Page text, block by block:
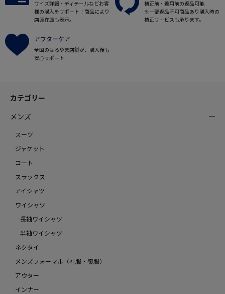
サイズ詳細・ディテールなどお客
様の購入をサポート！商品により
店頭在庫も表示。
補正前・着用前の返品可能
※一部返品不可商品あり購入時の
補正サービスも承ります。
アフターケア
全国のはるやま店舗が、購入後も
安心サポート
カテゴリー
メンズ
スーツ
ジャケット
コート
スラックス
アイシャツ
ワイシャツ
長袖ワイシャツ
半袖ワイシャツ
ネクタイ
メンズフォーマル（礼服・喪服）
アウター
インナー